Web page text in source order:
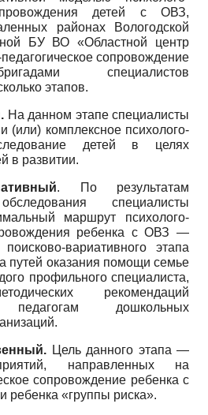
детей с ОВЗ,
районах Вологодской
БУ ВО «Областной центр
сопровождение
специалистов
этапов.
На данном этапе специалисты
(или) комплексное психолого-
детей в целях
в развитии.
. По результатам
специалисты
маршрут психолого-
ребенка с ОВЗ —
вариативного этапа
путей оказания помощи семье
профильного специалиста,
рекомендаций
дошкольных
Цель данного этапа —
направленных на
сопровождение ребенка с
ребенка «группы риска».